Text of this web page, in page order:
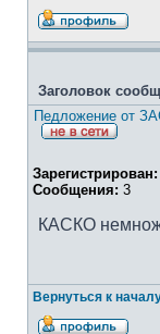
Заголовок
Педложение от
Зарегистрирован:
Сообщения: 3
КАСКО
Вернуться к